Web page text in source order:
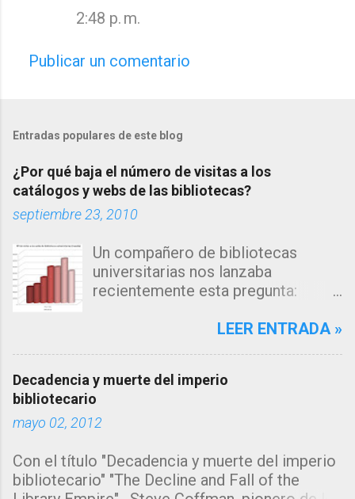
2:48 p. m.
Publicar un comentario
Entradas populares de este blog
¿Por qué baja el número de visitas a los
catálogos y webs de las bibliotecas?
septiembre 23, 2010
Un compañero de bibliotecas
universitarias nos lanzaba
recientemente esta pregunta:
en el número de consultas, tanto a
últimos años... me inclino a pensar
que la explicación estará en los
algoritmos de búsqueda de los
como google, que muestran
directamente la información sin
LEER ENTRADA »
Decadencia y muerte del imperio
bibliotecario
mayo 02, 2012
Con el título "Decadencia y muerte del imperio
bibliotecario" "The Decline and Fall of the